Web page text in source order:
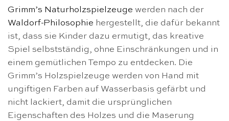
Grimm’s Naturholzspielzeuge werden nach der
Waldorf-Philosophie hergestellt, die dafür bekannt
ist, dass sie Kinder dazu ermutigt, das kreative
Spiel selbstständig, ohne Einschränkungen und in
einem gemütlichen Tempo zu entdecken. Die
Grimm’s Holzspielzeuge werden von Hand mit
ungiftigen Farben auf Wasserbasis gefärbt und
nicht lackiert, damit die ursprünglichen
Eigenschaften des Holzes und die Maserung